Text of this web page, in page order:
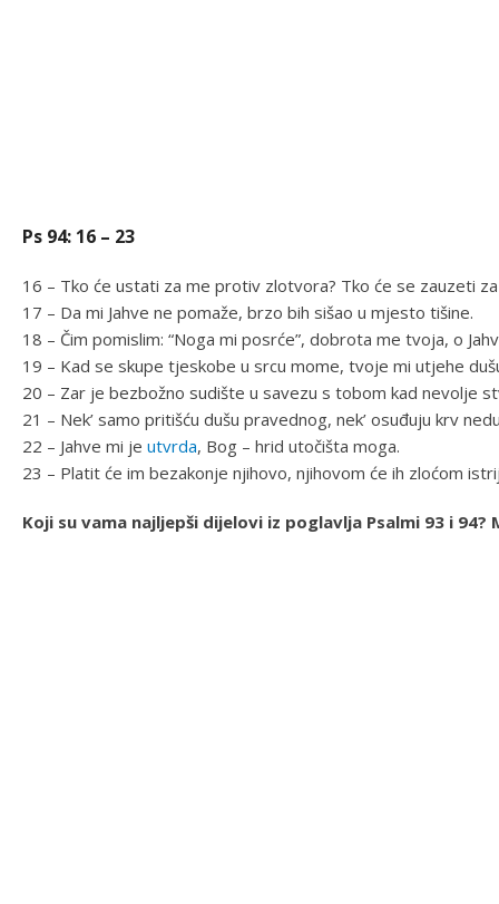
Ps 94: 16 – 23
16 – Tko će ustati za me protiv zlotvora? Tko će se zauzeti
17 – Da mi Jahve ne pomaže, brzo bih sišao u mjesto tišine.
18 – Čim pomislim: “Noga mi posrće”, dobrota me tvoja, o
19 – Kad se skupe tjeskobe u srcu mome, tvoje mi utjehe
20 – Zar je bezbožno sudište u savezu s tobom kad nevolje
21 – Nek’ samo pritišću dušu pravednog, nek’ osuđuju krv
22 – Jahve mi je utvrda, Bog – hrid utočišta moga.
23 – Platit će im bezakonje njihovo, njihovom će ih zloćom
Koji su vama najljepši dijelovi iz poglavlja Psalmi 93 i